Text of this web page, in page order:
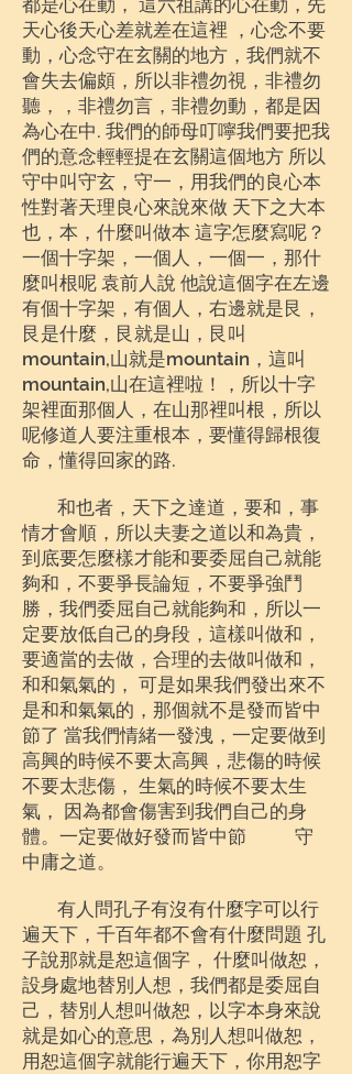
都是心在動， 這六祖講的心在動，先
天心後天心差就差在這裡 ，心念不要
動，心念守在玄關的地方，我們就不
會失去偏頗，所以非禮勿視，非禮勿
聽，，非禮勿言，非禮勿動，都是因
為心在中. 我們的師母叮嚀我們要把我
們的意念輕輕提在玄關這個地方 所以
守中叫守玄，守一，用我們的良心本
性對著天理良心來說來做 天下之大本
也，本，什麼叫做本 這字怎麼寫呢？
一個十字架，一個人，一個一，那什
麼叫根呢 袁前人說 他說這個字在左邊
有個十字架，有個人，右邊就是艮，
艮是什麼，艮就是山，艮叫
mountain,山就是mountain，這叫
mountain,山在這裡啦！，所以十字
架裡面那個人，在山那裡叫根，所以
呢修道人要注重根本，要懂得歸根復
命，懂得回家的路.
和也者，天下之達道，要和，事
情才會順，所以夫妻之道以和為貴，
到底要怎麼樣才能和要委屈自己就能
夠和，不要爭長論短，不要爭強鬥
勝，我們委屈自己就能夠和，所以一
定要放低自己的身段，這樣叫做和，
要適當的去做，合理的去做叫做和，
和和氣氣的， 可是如果我們發出來不
是和和氣氣的，那個就不是發而皆中
節了 當我們情緒一發洩，一定要做到
高興的時候不要太高興，悲傷的時候
不要太悲傷， 生氣的時候不要太生
氣， 因為都會傷害到我們自己的身
體。一定要做好發而皆中節 守
中庸之道。
有人問孔子有沒有什麼字可以行
遍天下，千百年都不會有什麼問題 孔
子說那就是恕這個字， 什麼叫做恕，
設身處地替別人想，我們都是委屈自
己，替別人想叫做恕，以字本身來說
就是如心的意思，為別人想叫做恕，
用恕這個字就能行遍天下，你用恕字